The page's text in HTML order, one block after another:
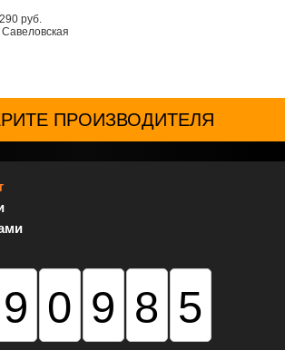
руб.
ПРОИЗВОДИТЕЛЯ